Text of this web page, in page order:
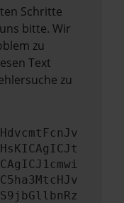
Schritte
bitte. Wir
zu
Text
zu